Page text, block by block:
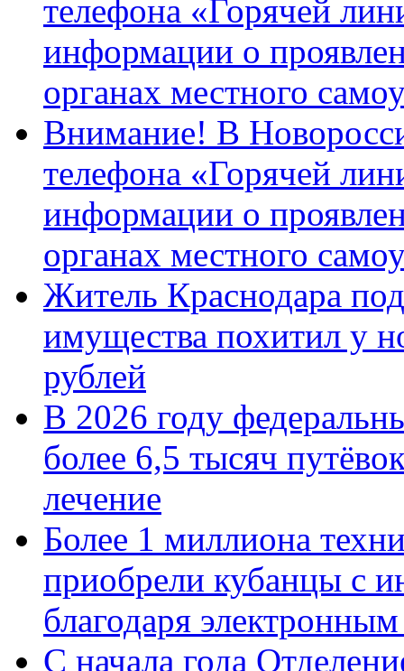
телефона «Горячей
информации о
органах местного
Внимание! В
телефона «Горячей
информации о
органах местного
Житель Краснодара
имущества похитил у
рублей
В 2026 году
более 6,5 тысяч
лечение
Более 1 миллиона
приобрели кубанцы с
благодаря
С начала года